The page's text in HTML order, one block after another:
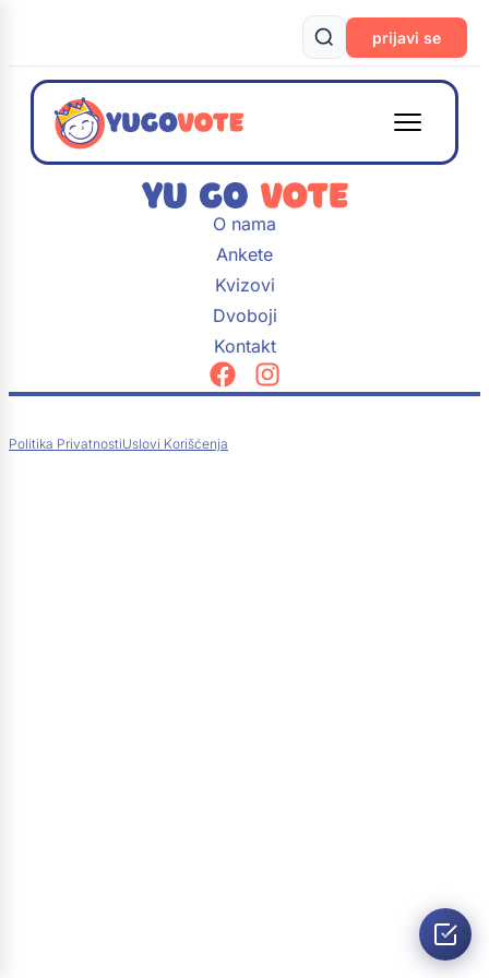
prijavi se
O nama
Ankete
Kvizovi
Dvoboji
Kontakt
Politika PrivatnostiUslovi Korišćenja